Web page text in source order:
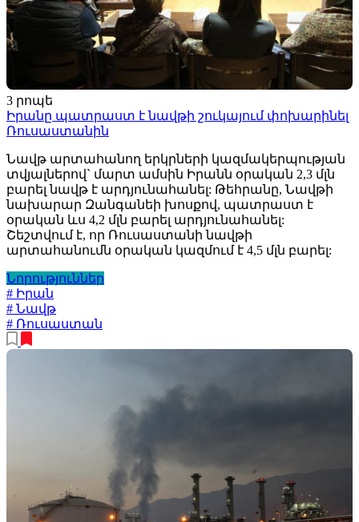
3 րոպե
Իրանը պատրաստ է նավթի շուկայում փոխարինել
Ռուսաստանին
Նավթ արտահանող երկրների կազմակերպության
տվյալներով` մարտ ամսին Իրանն օրական 2,3 մլն
բարել նավթ է արդյունահանել: Թեհրանը, Նավթի
նախարար Զանգանեի խոսքով, պատրաստ է
օրական ևս 4,2 մլն բարել արդյունահանել:
Շեշտվում է, որ Ռուսաստանի նավթի
արտահանումն օրական կազմում է 4,5 մլն բարել:
Նորություններ
# Իրան
# Նավթ
# Ռուսաստան